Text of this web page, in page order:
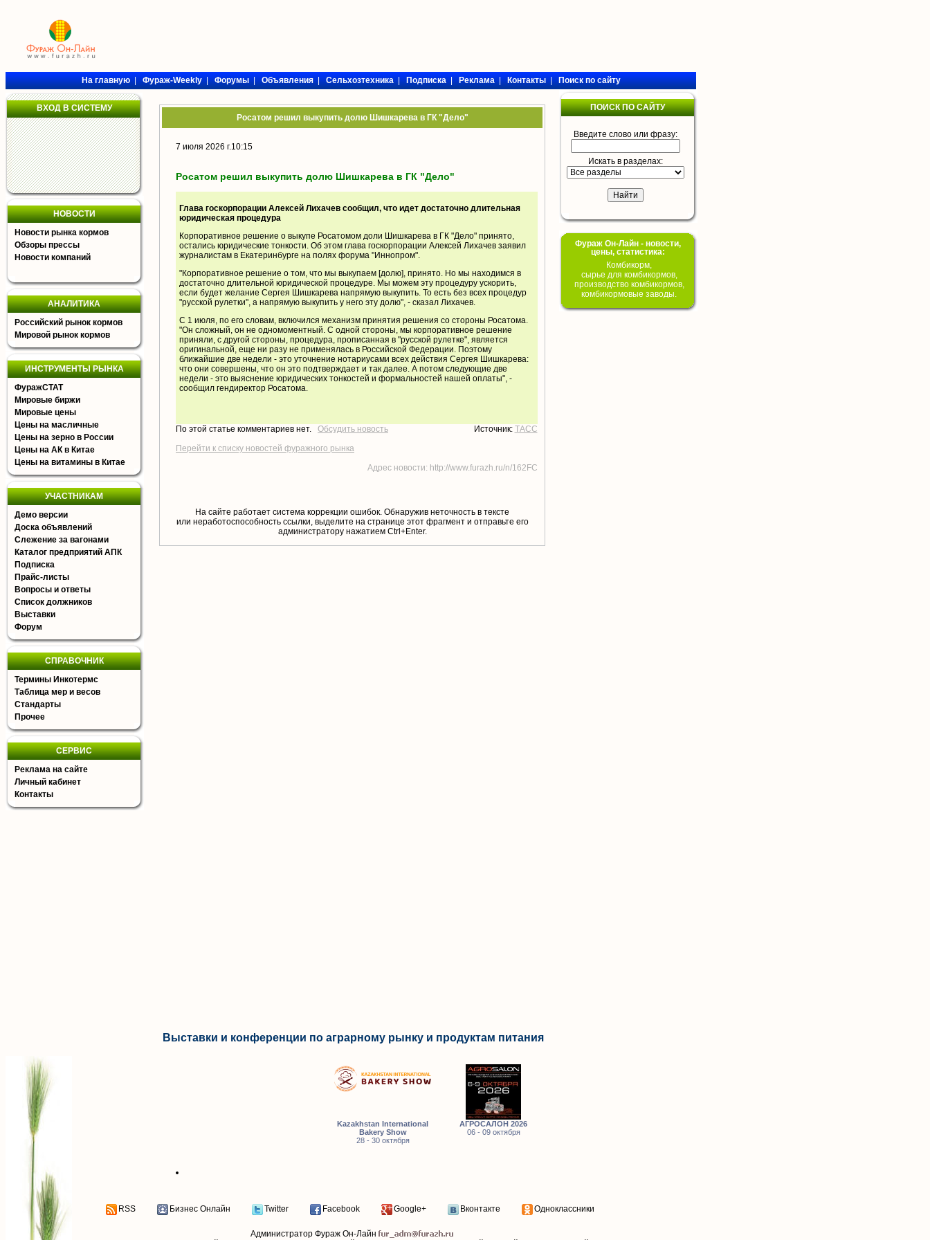
На главную|Фураж-Weekly|Форумы|Объявления|Сельхозтехника|Подписка|Реклама|Контакты|Поиск по сайту
ВХОД В СИСТЕМУ
НОВОСТИ
Новости рынка кормов
Обзоры прессы
Новости компаний
АНАЛИТИКА
Российский рынок кормов
Мировой рынок кормов
ИНСТРУМЕНТЫ РЫНКА
ФуражСТАТ
Мировые биржи
Мировые цены
Цены на масличные
Цены на зерно в России
Цены на АК в Китае
Цены на витамины в Китае
УЧАСТНИКАМ
Демо версии
Доска объявлений
Слежение за вагонами
Каталог предприятий АПК
Подписка
Прайс-листы
Вопросы и ответы
Список должников
Выставки
Форум
СПРАВОЧНИК
Термины Инкотермс
Таблица мер и весов
Стандарты
Прочее
СЕРВИС
Реклама на сайте
Личный кабинет
Контакты
Росатом решил выкупить долю Шишкарева в ГК "Дело"
7 июля 2026 г.10:15
Росатом решил выкупить долю Шишкарева в ГК "Дело"
Глава госкорпорации Алексей Лихачев сообщил, что идет достаточно длительная
юридическая процедура
Корпоративное решение о выкупе Росатомом доли Шишкарева в ГК "Дело" принято,
остались юридические тонкости. Об этом глава госкорпорации Алексей Лихачев заявил
журналистам в Екатеринбурге на полях форума "Иннопром".
"Корпоративное решение о том, что мы выкупаем [долю], принято. Но мы находимся в
достаточно длительной юридической процедуре. Мы можем эту процедуру ускорить,
если будет желание Сергея Шишкарева напрямую выкупить. То есть без всех процедур
"русской рулетки", а напрямую выкупить у него эту долю", - сказал Лихачев.
С 1 июля, по его словам, включился механизм принятия решения со стороны Росатома.
"Он сложный, он не одномоментный. С одной стороны, мы корпоративное решение
приняли, с другой стороны, процедура, прописанная в "русской рулетке", является
оригинальной, еще ни разу не применялась в Российской Федерации. Поэтому
ближайшие две недели - это уточнение нотариусами всех действия Сергея Шишкарева:
что они совершены, что он это подтверждает и так далее. А потом следующие две
недели - это выяснение юридических тонкостей и формальностей нашей оплаты", -
сообщил гендиректор Росатома.
По этой статье комментариев нет. Обсудить новость Источник: ТАСС
Перейти к списку новостей фуражного рынка
Адрес новости: http://www.furazh.ru/n/162FC
На сайте работает система коррекции ошибок. Обнаружив неточность в тексте
или неработоспособность ссылки, выделите на странице этот фрагмент и отправьте его
aдминистратору нажатием Ctrl+Enter.
ПОИСК ПО САЙТУ
Введите слово или фразу:
Искать в разделах:
Фураж Он-Лайн - новости,
цены, статистика:
Комбикорм,
сырье для комбикормов,
производство комбикормов,
комбикормовые заводы.
Выставки и конференции по аграрному рынку и продуктам питания
Kazakhstan International
Bakery Show
28 - 30 октября
АГРОСАЛОН 2026
06 - 09 октября
RSS Бизнес Онлайн Twitter Facebook Google+ Вконтакте Одноклассники
Администратор Фураж Он-Лайн